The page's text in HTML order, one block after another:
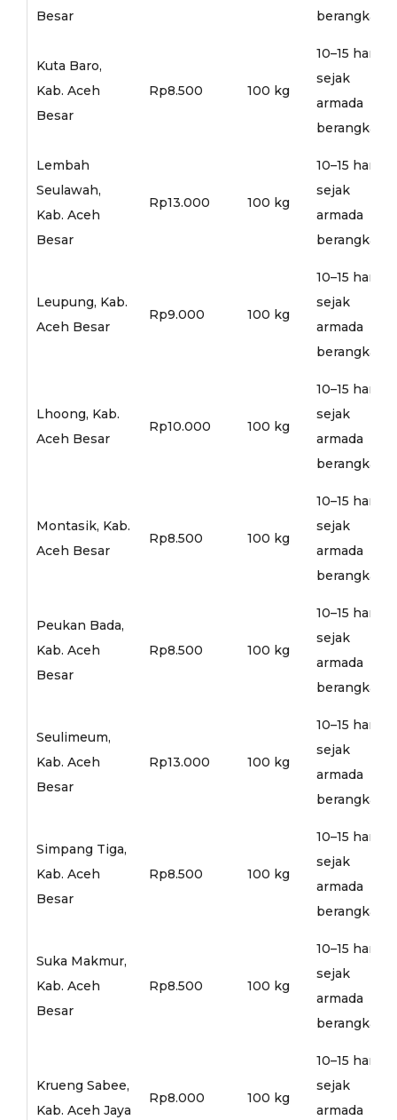
Besar
berangkat
Kuta Baro,
Kab. Aceh
Besar
Rp8.500 100 kg
10–15 hari
sejak
armada
berangkat
Lembah
Seulawah,
Kab. Aceh
Besar
Rp13.000 100 kg
10–15 hari
sejak
armada
berangkat
Leupung, Kab.
Aceh Besar
Rp9.000 100 kg
10–15 hari
sejak
armada
berangkat
Lhoong, Kab.
Aceh Besar
Rp10.000 100 kg
10–15 hari
sejak
armada
berangkat
Montasik, Kab.
Aceh Besar
Rp8.500 100 kg
10–15 hari
sejak
armada
berangkat
Peukan Bada,
Kab. Aceh
Besar
Rp8.500 100 kg
10–15 hari
sejak
armada
berangkat
Seulimeum,
Kab. Aceh
Besar
Rp13.000 100 kg
10–15 hari
sejak
armada
berangkat
Simpang Tiga,
Kab. Aceh
Besar
Rp8.500 100 kg
10–15 hari
sejak
armada
berangkat
Suka Makmur,
Kab. Aceh
Besar
Rp8.500 100 kg
10–15 hari
sejak
armada
berangkat
Krueng Sabee,
Kab. Aceh Jaya
Rp8.000 100 kg
10–15 hari
sejak
armada